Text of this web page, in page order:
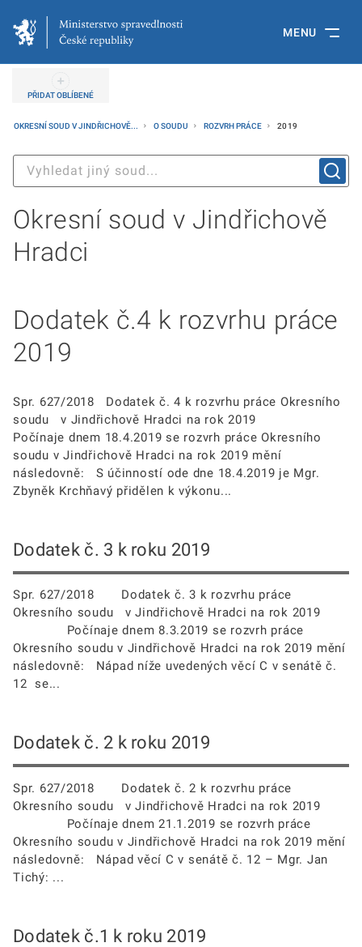
MENU
PŘIDAT OBLÍBENÉ
OKRESNÍ SOUD V JINDŘICHOVĚ... O SOUDU ROZVRH PRÁCE 2019
Okresní soud v Jindřichově
Hradci
Dodatek č.4 k rozvrhu práce
2019
Spr. 627/2018 Dodatek č. 4 k rozvrhu práce Okresního
soudu v Jindřichově Hradci na rok 2019
Počínaje dnem 18.4.2019 se rozvrh práce Okresního
soudu v Jindřichově Hradci na rok 2019 mění
následovně: S účinností ode dne 18.4.2019 je Mgr.
Zbyněk Krchňavý přidělen k výkonu...
Dodatek č. 3 k roku 2019
Spr. 627/2018 Dodatek č. 3 k rozvrhu práce
Okresního soudu v Jindřichově Hradci na rok 2019
Počínaje dnem 8.3.2019 se rozvrh práce
Okresního soudu v Jindřichově Hradci na rok 2019 mění
následovně: Nápad níže uvedených věcí C v senátě č.
12 se...
Dodatek č. 2 k roku 2019
Spr. 627/2018 Dodatek č. 2 k rozvrhu práce
Okresního soudu v Jindřichově Hradci na rok 2019
Počínaje dnem 21.1.2019 se rozvrh práce
Okresního soudu v Jindřichově Hradci na rok 2019 mění
následovně: Nápad věcí C v senátě č. 12 – Mgr. Jan
Tichý: ...
Dodatek č.1 k roku 2019